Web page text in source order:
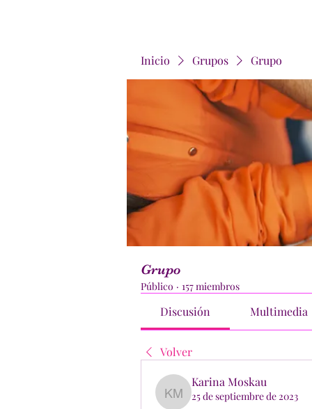
Inicio Grupos Grupo
Grupo
Público · 157 miembros
Discusión Multimedia
Volver
Karina Moskau
Karina Moskau
25 de septiembre de 2023